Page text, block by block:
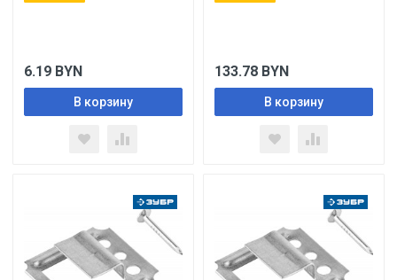
6.19 BYN
В корзину
133.78 BYN
В корзину